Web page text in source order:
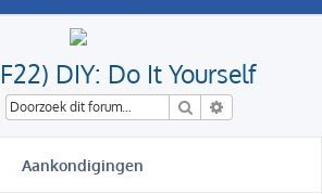
DIY: Do It Yourself
Zoek
Aankondigingen